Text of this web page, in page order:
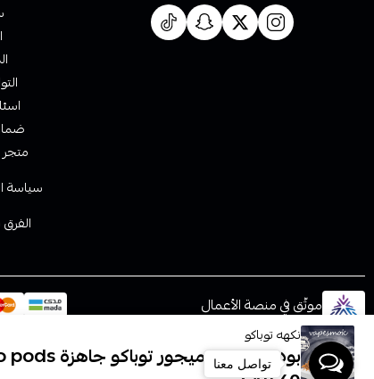
نكهه توباكو
بودات بي بود ميجور توباكو جاهزة BeePod Major Tobacco pods
سياسة
موثّق في منصة الأعمال
تواصل معنا